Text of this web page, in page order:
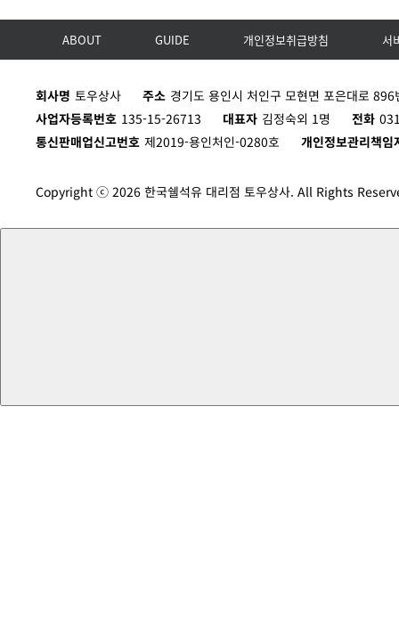
ABOUT GUIDE 개인정보취급방침 서
회사명 토우상사 주소 경기도 용인시 처인구 모현면 포은대로
사업자등록번호 135-15-26713 대표자 김정숙외 1명 전화
통신판매업신고번호 제2019-용인처인-0280호 개인정보관리책임
Copyright ⓒ 2026 한국쉘석유 대리점 토우상사. All Rights